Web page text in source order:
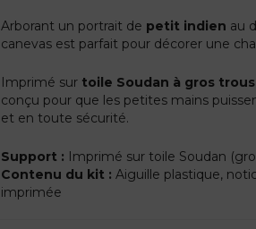
Arborant un portrait de petit indien au
canevas est parfait pour décorer une
Imprimé sur toile Soudan à gros trous
conçu pour que les petites mains
et en toute sécurité.
Support : Imprimé sur toile Soudan
Contenu du kit : Aiguille plastique,
imprimée